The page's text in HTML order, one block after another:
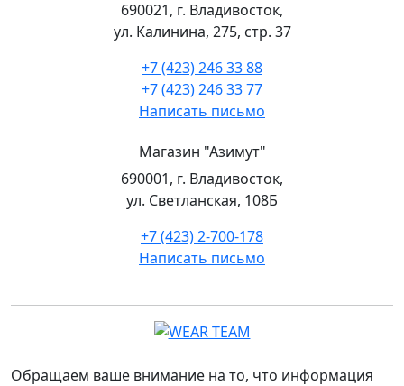
690021, г. Владивосток,
ул. Калинина, 275, стр. 37
+7 (423) 246 33 88
+7 (423) 246 33 77
Написать письмо
Магазин "Азимут"
690001, г. Владивосток,
ул. Светланская, 108Б
+7 (423) 2-700-178
Написать письмо
Обращаем ваше внимание на то, что информация